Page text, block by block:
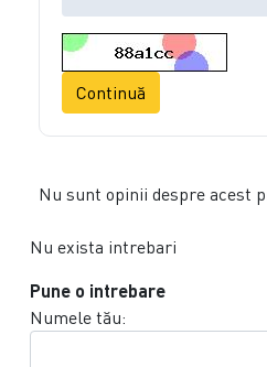
Continuă
Nu sunt opinii despre acest
Nu exista intrebari
Pune o intrebare
Numele tău: